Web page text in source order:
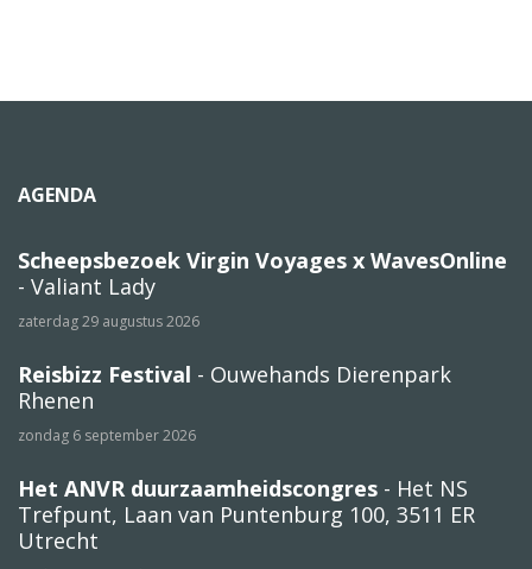
AGENDA
Scheepsbezoek Virgin Voyages x WavesOnline
- Valiant Lady
zaterdag 29 augustus 2026
Reisbizz Festival - Ouwehands Dierenpark
Rhenen
zondag 6 september 2026
Het ANVR duurzaamheidscongres - Het NS
Trefpunt, Laan van Puntenburg 100, 3511 ER
Utrecht